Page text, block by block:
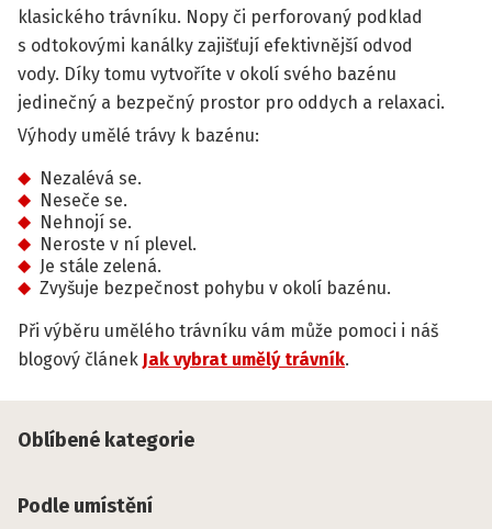
klasického trávníku. Nopy či perforovaný podklad
s odtokovými kanálky zajišťují efektivnější odvod
vody. Díky tomu vytvoříte v okolí svého bazénu
jedinečný a bezpečný prostor pro oddych a relaxaci.
Výhody umělé trávy k bazénu:
Nezalévá se.
Neseče se.
Nehnojí se.
Neroste v ní plevel.
Je stále zelená.
Zvyšuje bezpečnost pohybu v okolí bazénu.
Při výběru umělého trávníku vám může pomoci i náš
blogový článek Jak vybrat umělý trávník.
Oblíbené kategorie
Podle umístění